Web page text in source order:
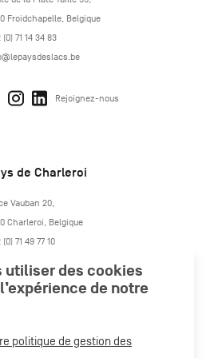
Froidchapelle, Belgique
(0) 71 14 34 83
Rejoignez-nous
de Charleroi
www.paysdecharleroi.be/
Vauban 20,
Charleroi, Belgique
(0) 71 49 77 10
utiliser des cookies
de notre
politique de gestion des